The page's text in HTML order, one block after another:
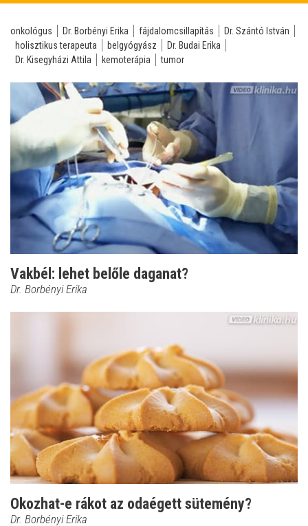
onkológus Dr. Borbényi Erika fájdalomcsillapítás
Dr. Szántó István
holisztikus terapeuta
belgyógyász
Dr. Budai Erika
Dr. Kisegyházi Attila
kemoterápia tumor
Vakbél: lehet belőle daganat?
Dr. Borbényi Erika
Okozhat-e rákot az odaégett sütemény?
Dr. Borbényi Erika